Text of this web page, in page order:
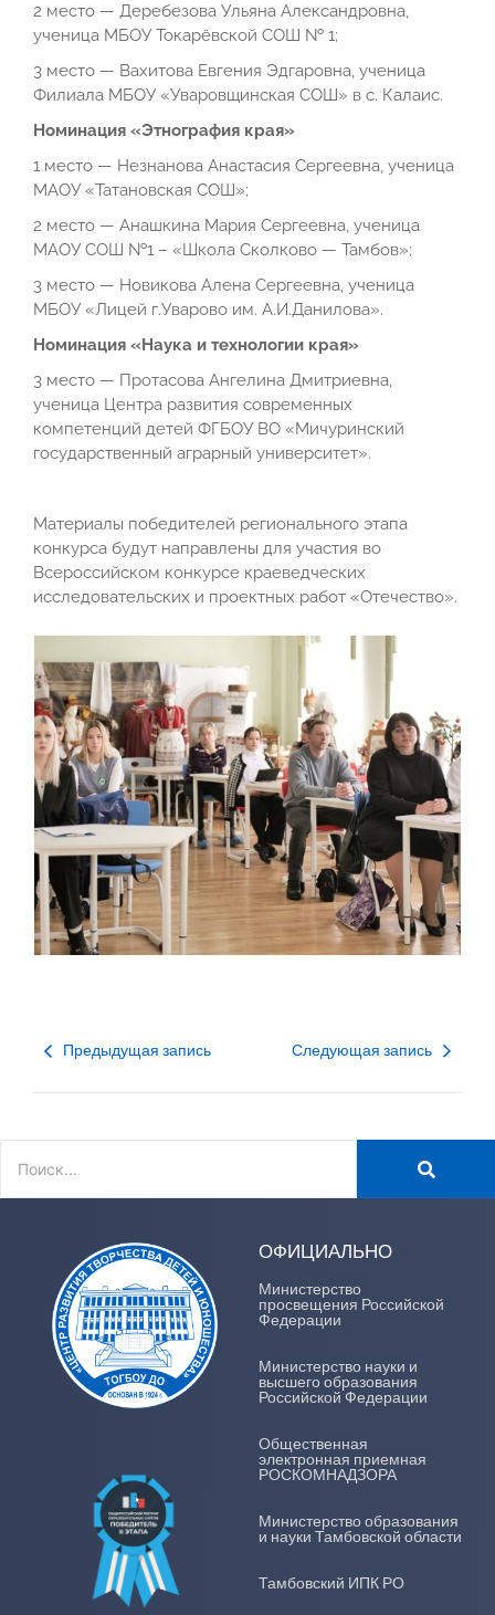
2 место — Деребезова Ульяна Александровна,
ученица МБОУ Токарёвской СОШ № 1;
3 место — Вахитова Евгения Эдгаровна, ученица
Филиала МБОУ «Уваровщинская СОШ» в с. Калаис.
Номинация «Этнография края»
1 место — Незнанова Анастасия Сергеевна, ученица
МАОУ «Татановская СОШ»;
2 место — Анашкина Мария Сергеевна, ученица
МАОУ СОШ №1 – «Школа Сколково — Тамбов»;
3 место — Новикова Алена Сергеевна, ученица
МБОУ «Лицей г.Уварово им. А.И.Данилова».
Номинация «Наука и технологии края»
3 место — Протасова Ангелина Дмитриевна,
ученица Центра развития современных
компетенций детей ФГБОУ ВО «Мичуринский
государственный аграрный университет».
Материалы победителей регионального этапа
конкурса будут направлены для участия во
Всероссийском конкурсе краеведческих
исследовательских и проектных работ «Отечество».
Предыдущая запись Следующая запись
ОФИЦИАЛЬНО
Министерство
просвещения Российской
Федерации
Министерство науки и
высшего образования
Российской Федерации
Общественная
электронная приемная
РОСКОМНАДЗОРА
Министерство образования
и науки Тамбовской области
Тамбовский ИПК РО